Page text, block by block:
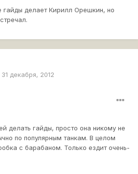
делает Кирилл Орешкин, но
31 декабря, 2012
делать гайды, просто она никому не
по популярным танкам. В целом
с барабаном. Только ездит очень-